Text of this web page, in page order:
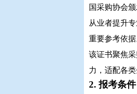
国采购协会
从业者提升
重要参考依据
该证书聚焦
力，适配各
2. 报考条件